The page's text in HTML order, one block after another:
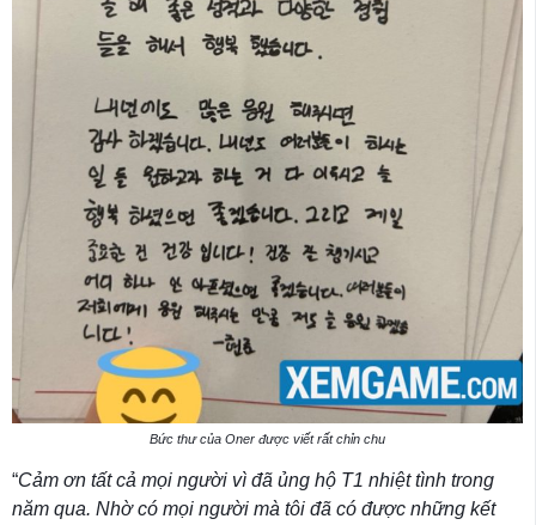
Bức thư của Oner được viết rất chỉn chu
“Cảm ơn tất cả mọi người vì đã ủng hộ T1 nhiệt tình trong
năm qua. Nhờ có mọi người mà tôi đã có được những kết